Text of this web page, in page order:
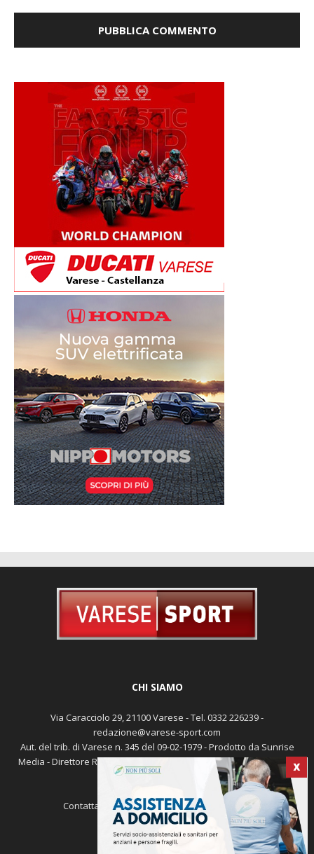
X
CHI SIAMO
Via Caracciolo 29, 21100 Varese - Tel. 0332 226239 -
redazione@varese-sport.com
Aut. del trib. di Varese n. 345 del 09-02-1979 - Prodotto da Sunrise
Media - Direttore Responsabile: Michele Marocco -Cookie policy
Pubblicità
Contattaci: redazione@varese-sport.com